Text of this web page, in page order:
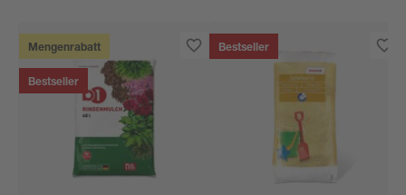
Mengenrabatt
Bestseller
Bestseller